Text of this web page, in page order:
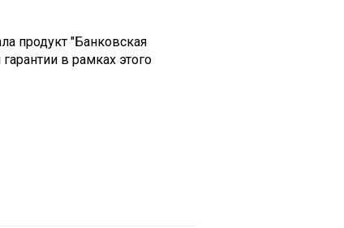
продукт "Банковская
в рамках этого